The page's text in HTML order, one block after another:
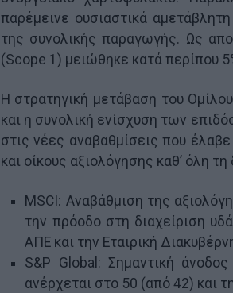
παρέμεινε ουσιαστικά
της συνολικής παραγωγής. Ως
(Scope 1) μειώθηκε κατά περίπου
Η στρατηγική μετάβαση του
και η συνολική ενίσχυση των
στις νέες αναβαθμίσεις που
και οίκους αξιολόγησης καθ’ όλη
MSCI: Αναβάθμιση της
την πρόοδο στη διαχείριση
ΑΠΕ και την Εταιρική
S&P Global: Σημαντική
ανέρχεται στο 50 (από 42) και